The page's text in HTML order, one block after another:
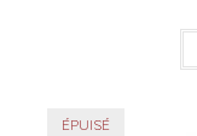
ÉPUISÉ